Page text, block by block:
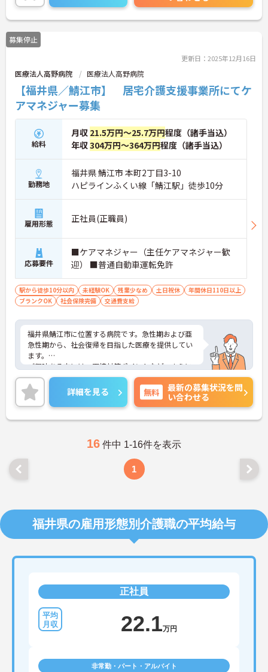
募集停止
更新日：2025年12月16日
医療法人高野病院 医療法人高野病院
【福井県／鯖江市】 居宅介護支援事業所にてケ
アマネジャー募集
給料
月収 21.5万円～25.7万円程度（諸手当込）
年収304万円～364万円程度（諸手当込）
勤務地
福井県 鯖江市 本町2丁目3-10
ハピラインふくい線「鯖江駅」徒歩10分
雇用形態 正社員(正職員)
応募要件
■ケアマネジャー（主任ケアマネジャー歓
迎） ■普通自動車運転免許
駅から徒歩10分以内 未経験OK 残業少なめ 土日祝休
年間休日110日以上
ブランクOK
社会保険完備 交通費支給
福井県鯖江市に位置する病院です。急性期および亜
急性期から、社会復帰を目指した医療を提供してい
ます。
ご興味ある方には、面接対策ポイントなど、さらに
詳細をお話しいたしますのでお気軽にご相談くださ
い。
詳細を見る 無料
最新の募集状況を問
い合わせる
16 件中 1-16件を表示
1
福井県の雇用形態別介護職の平均給与
正社員
22.1万円
非常勤・パート・アルバイト